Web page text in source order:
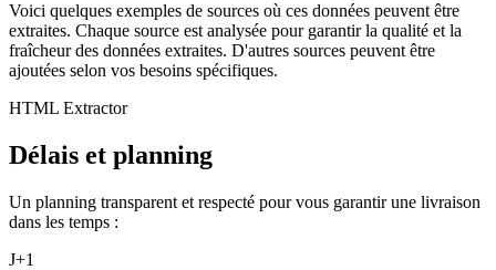
Voici quelques exemples de sources où ces données peuvent être
extraites. Chaque source est analysée pour garantir la qualité et la
fraîcheur des données extraites. D'autres sources peuvent être
ajoutées selon vos besoins spécifiques.
HTML Extractor
Délais et planning
Un planning transparent et respecté pour vous garantir une livraison
dans les temps :
J+1